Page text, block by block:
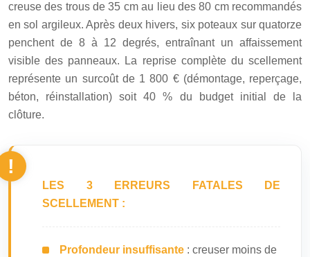
creuse des trous de 35 cm au lieu des 80 cm recommandés
en sol argileux. Après deux hivers, six poteaux sur quatorze
penchent de 8 à 12 degrés, entraînant un affaissement
visible des panneaux. La reprise complète du scellement
représente un surcoût de 1 800 €(démontage, reperçage,
béton, réinstallation) soit 40 % du budget initial de la
clôture.
LES 3 ERREURS FATALES DE
SCELLEMENT :
Profondeur insuffisante : creuser moins de